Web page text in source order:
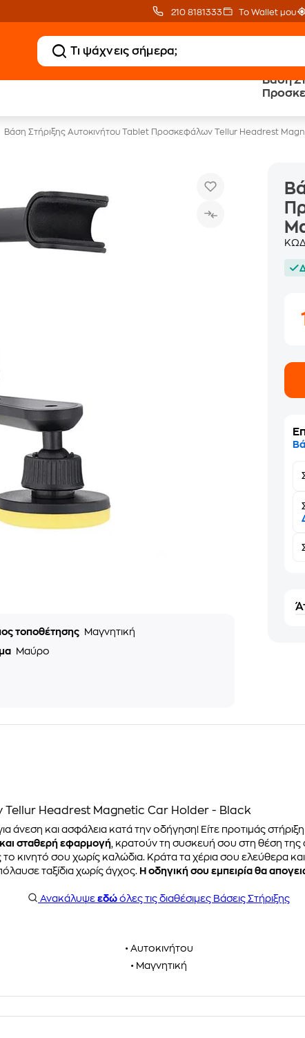
210 8181333 Το Wallet μου
Βάση
Δωρεάν BoxNow
Βάση Στήριξης Αυτοκινήτου Tablet Προσκεφάλων Tellur Headrest
τοποθέτησης
Μαγνητική
Μαύρο
Tellur Headrest Magnetic Car Holder - Black
άνεση και ασφάλεια κατά την οδήγηση! Είτε προτιμάς
σταθερή εφαρμογή , κρατούν τη συσκευή σου στη θέση της
κινητό σου χωρίς καλώδια. Κράτα τα χέρια σου ελεύθερα
ταξίδια χωρίς άγχος. Η οδηγική σου εμπειρία θα
Ανακάλυψε εδώ όλες τις διαθέσιμες Βάσεις Στήριξης
• Αυτοκινήτου
• Μαγνητική